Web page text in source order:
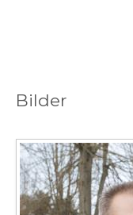
Bilder